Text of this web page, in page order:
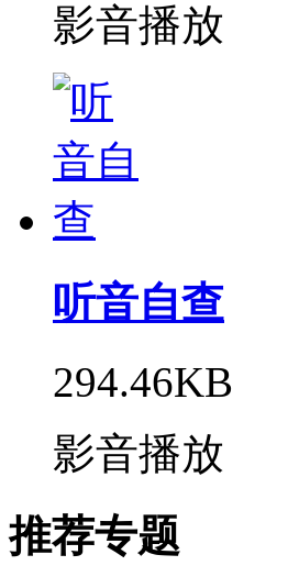
影音播放
听音自查
294.46KB
影音播放
推荐专题